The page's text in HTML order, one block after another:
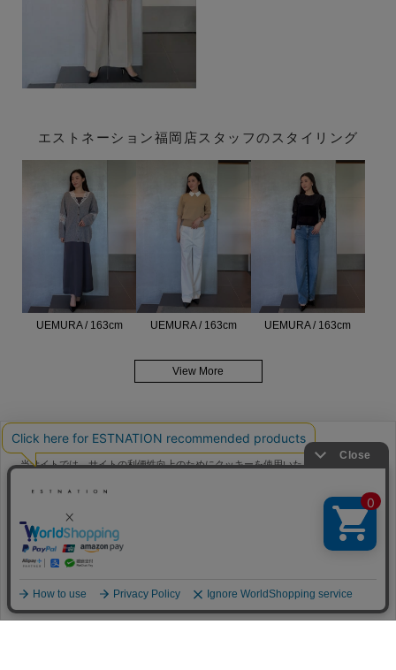
エストネーション福岡店スタッフのスタイリング
UEMURA / 163cm UEMURA / 163cm UEMURA / 163cm
View More
HELP
FAQ
CONTACT
当サイトでは、サイトの利便性向上のためにクッキーを使用いたします。ボタン
ーの使用に同意したことになります。クッキーを通じて収集する情報には「お客
クッキーポリシ
ー
をご確認ください。